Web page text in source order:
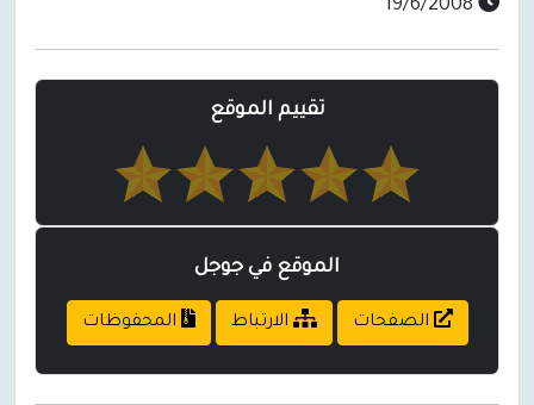
تقييم الموقع
الموقع في جوجل
الصفحات الارتباط المحفوظات